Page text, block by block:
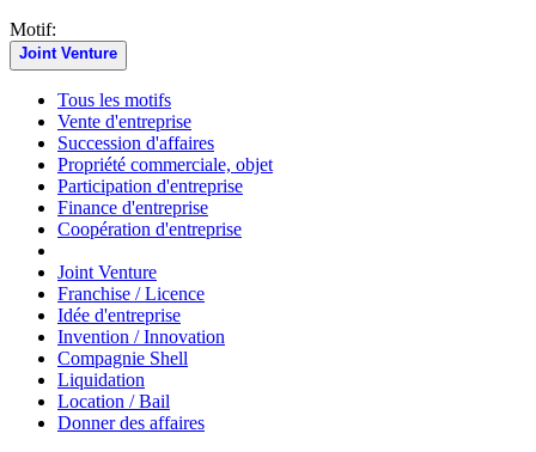
Motif:
Joint Venture
Tous les motifs
Vente d'entreprise
Succession d'affaires
Propriété commerciale, objet
Participation d'entreprise
Finance d'entreprise
Coopération d'entreprise
Joint Venture
Franchise / Licence
Idée d'entreprise
Invention / Innovation
Compagnie Shell
Liquidation
Location / Bail
Donner des affaires